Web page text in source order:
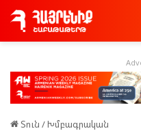
Տուն /Խմբագրական